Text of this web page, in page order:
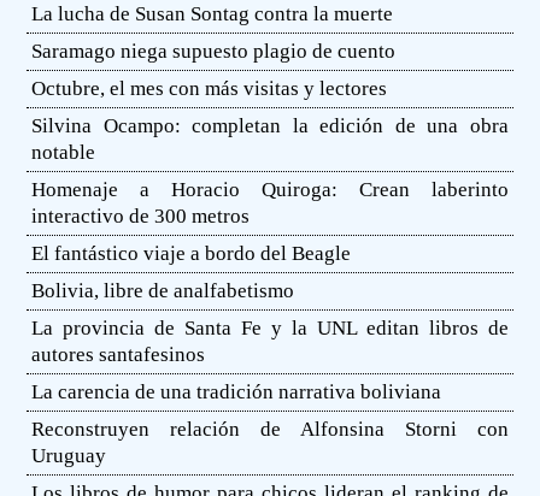
La lucha de Susan Sontag contra la muerte
Saramago niega supuesto plagio de cuento
Octubre, el mes con más visitas y lectores
Silvina Ocampo: completan la edición de una obra
notable
Homenaje a Horacio Quiroga: Crean laberinto
interactivo de 300 metros
El fantástico viaje a bordo del Beagle
Bolivia, libre de analfabetismo
La provincia de Santa Fe y la UNL editan libros de
autores santafesinos
La carencia de una tradición narrativa boliviana
Reconstruyen relación de Alfonsina Storni con
Uruguay